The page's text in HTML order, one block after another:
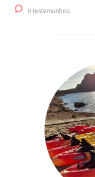
0 testemunhos